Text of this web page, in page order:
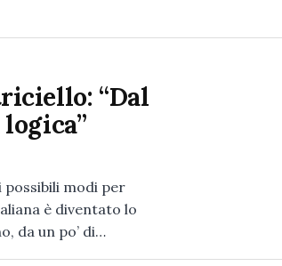
“Dal
possibili modi per
è diventato lo
da un po’ di…